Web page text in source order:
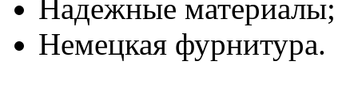
Надежные материалы;
Немецкая фурнитура.